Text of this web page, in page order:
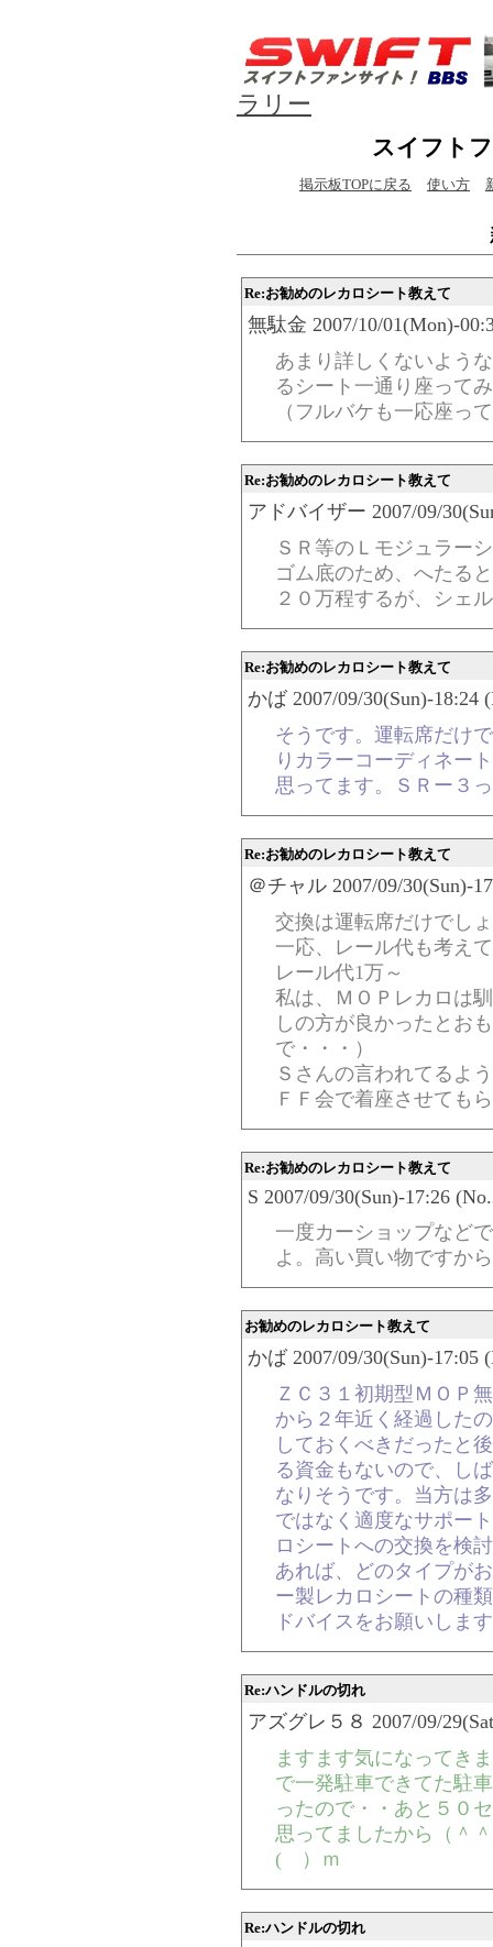
ラリー
スイフト
掲示板TOPに戻る 使い方
Re:お勧めのレカロシート教えて
無駄金 2007/10/01(Mon)-
あまり詳しくないよう
るシート一通り座って
（フルバケも一応座
Re:お勧めのレカロシート教えて
アドバイザー 2007/09/
ＳＲ等のＬモジュラー
ゴム底のため、へたる
２０万程するが、シェ
Re:お勧めのレカロシート教えて
かば 2007/09/30(Sun)-18:24
そうです。運転席だけ
りカラーコーディネー
思ってます。ＳＲー３
Re:お勧めのレカロシート教えて
＠チャル 2007/09/30(Sun)-
交換は運転席だけでし
一応、レール代も考え
レール代1万～
私は、ＭＯＰレカロは
しの方が良かったとお
で・・・）
Ｓさんの言われてるよ
ＦＦ会で着座させても
Re:お勧めのレカロシート教えて
S 2007/09/30(Sun)-17:26
一度カーショップなど
よ。高い買い物ですか
お勧めのレカロシート教えて
かば 2007/09/30(Sun)-17:05
ＺＣ３１初期型ＭＯＰ
から２年近く経過した
しておくべきだったと
る資金もないので、し
なりそうです。当方は
ではなく適度なサポー
ロシートへの交換を検
あれば、どのタイプが
ー製レカロシートの種
ドバイスをお願いしま
Re:ハンドルの切れ
アズグレ５８ 2007/09/
ますます気になってき
で一発駐車できてた駐
ったので・・あと５０
思ってましたから（＾
( ）ｍ
Re:ハンドルの切れ